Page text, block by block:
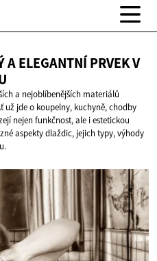
A ELEGANTNÍ PRVEK V
a nejoblíbenějších materiálů
už jde o koupelny, kuchyně, chodby
nejen funkčnost, ale i estetickou
aspekty dlaždic, jejich typy, výhody